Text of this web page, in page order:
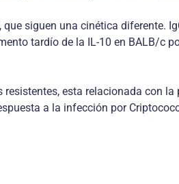
siguen una cinética diferente.
tardío de la IL-10 en BALB/c
esta relacionada con
a la infección por